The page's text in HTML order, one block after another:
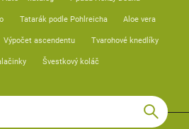
Tatarák podle Pohlreicha Aloe vera
Výpočet ascendentu Tvarohové knedlíky
Švestkový koláč